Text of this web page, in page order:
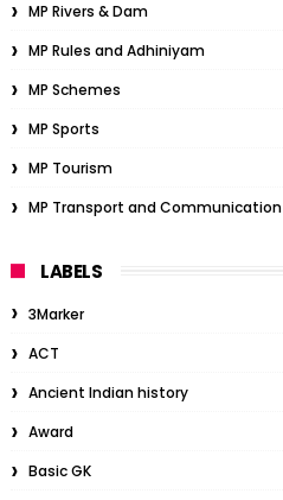
MP Rivers & Dam
MP Rules and Adhiniyam
MP Schemes
MP Sports
MP Tourism
MP Transport and Communication
LABELS
3Marker
ACT
Ancient Indian history
Award
Basic GK